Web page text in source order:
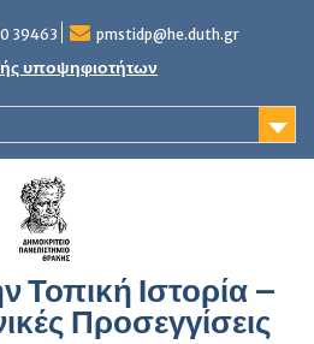
39463 pmstidp@he.duth.gr
υποψηφιοτήτων
Τοπική Ιστορία –
Προσεγγίσεις